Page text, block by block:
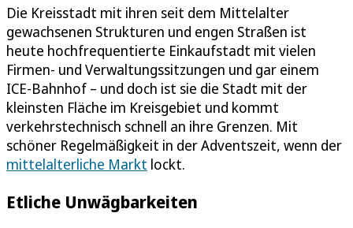
Die Kreisstadt mit ihren seit dem Mittelalter
gewachsenen Strukturen und engen Straßen ist
heute hochfrequentierte Einkaufstadt mit vielen
Firmen- und Verwaltungssitzungen und gar einem
ICE-Bahnhof – und doch ist sie die Stadt mit der
kleinsten Fläche im Kreisgebiet und kommt
verkehrstechnisch schnell an ihre Grenzen. Mit
schöner Regelmäßigkeit in der Adventszeit, wenn der
mittelalterliche Markt lockt.
Etliche Unwägbarkeiten